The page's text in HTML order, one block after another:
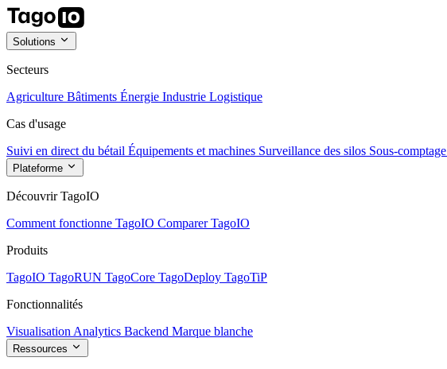
Solutions
Secteurs
Agriculture Bâtiments Énergie Industrie Logistique
Cas d'usage
Suivi en direct du bétail Équipements et machines Surveillance des silos Sous-comptage
Plateforme
Découvrir TagoIO
Comment fonctionne TagoIO Comparer TagoIO
Produits
TagoIO TagoRUN TagoCore TagoDeploy TagoTiP
Fonctionnalités
Visualisation Analytics Backend Marque blanche
Ressources